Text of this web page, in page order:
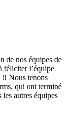
de nos équipes de
féliciter l’équipe
!! Nous tenons
qui ont terminé
les autres équipes